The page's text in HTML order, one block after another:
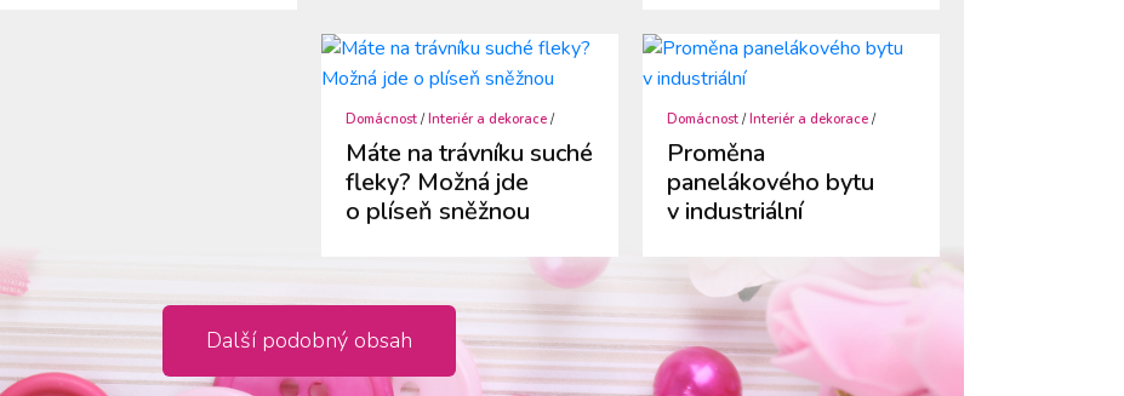
Domácnost /Interiér a dekorace /
Máte na trávníku suché
fleky? Možná jde
o plíseň sněžnou
Domácnost /Interiér a dekorace /
Proměna
panelákového bytu
v industriální
Další podobný obsah